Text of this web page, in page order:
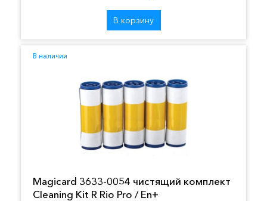
В корзину
В наличии
Magicard 3633-0054 чистящий комплект
Cleaning Kit R Rio Pro / En+